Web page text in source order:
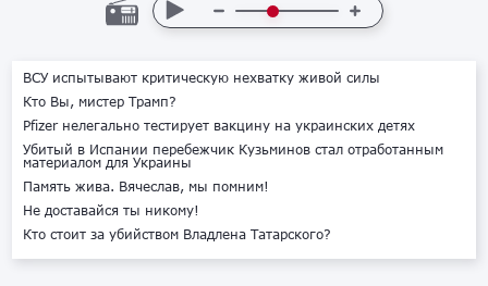
ВСУ испытывают критическую нехватку живой силы
Кто Вы, мистер Трамп?
Pfizer нелегально тестирует вакцину на украинских детях
Убитый в Испании перебежчик Кузьминов стал отработанным
материалом для Украины
Память жива. Вячеслав, мы помним!
Не доставайся ты никому!
Кто стоит за убийством Владлена Татарского?